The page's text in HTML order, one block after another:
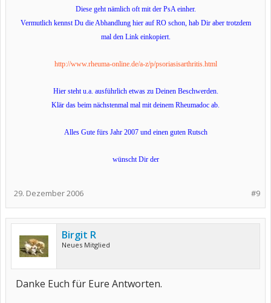
Diese geht nämlich oft mit der PsA einher.
Vermutlich kennst Du die Abhandlung hier auf RO schon, hab Dir aber trotzdem
mal den Link einkopiert.
http://www.rheuma-online.de/a-z/p/psoriasisarthritis.html
Hier steht u.a. ausführlich etwas zu Deinen Beschwerden.
Klär das beim nächstenmal mal mit deinem Rheumadoc ab.
Alles Gute fürs Jahr 2007 und einen guten Rutsch
wünscht Dir der
#9
29. Dezember 2006
Birgit R
Neues Mitglied
Danke Euch für Eure Antworten.